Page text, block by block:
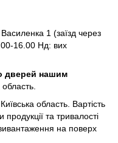
1 (заїзд через
16.00 Нд: вих
дверей нашим
область.
область. Вартість
продукції та тривалості
на поверх